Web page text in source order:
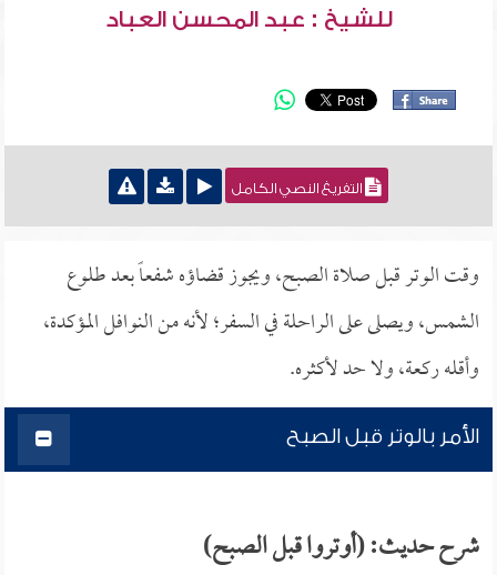
للشيخ : عبد المحسن العباد
التفريغ النصي الكامل
وقت الوتر قبل صلاة الصبح، ويجوز قضاؤه شفعاً بعد طلوع
الشمس، ويصلى على الراحلة في السفر؛ لأنه من النوافل المؤكدة،
وأقله ركعة، ولا حد لأكثره.
الأمر بالوتر قبل الصبح
شرح حديث: (أوتروا قبل الصبح)